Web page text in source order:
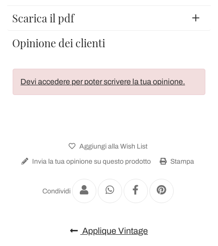
Scarica il pdf
Opinione dei clienti
Devi accedere per poter scrivere la tua opinione.
Aggiungi alla Wish List
Invia la tua opinione su questo prodotto Stampa
Condividi
Applique Vintage